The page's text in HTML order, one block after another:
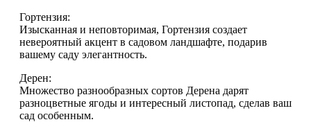
Гортензия:
Изысканная и неповторимая, Гортензия создает
невероятный акцент в садовом ландшафте, подарив
вашему саду элегантность.
Дерен:
Множество разнообразных сортов Дерена дарят
разноцветные ягоды и интересный листопад, сделав ваш
сад особенным.